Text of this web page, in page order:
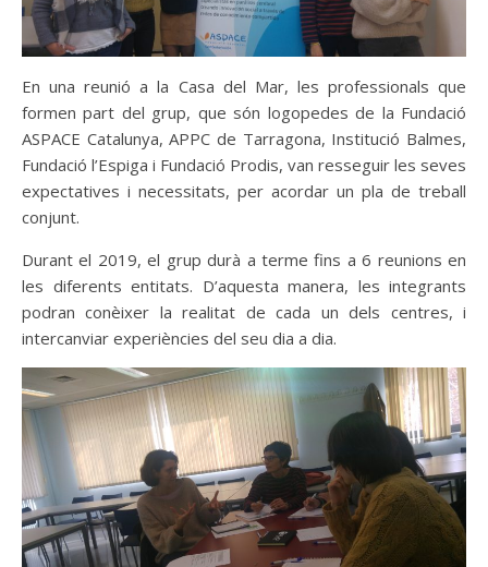
En una reunió a la Casa del Mar, les professionals que
formen part del grup, que són logopedes de la Fundació
ASPACE Catalunya, APPC de Tarragona, Institució Balmes,
Fundació l’Espiga i Fundació Prodis, van resseguir les seves
expectatives i necessitats, per acordar un pla de treball
conjunt.
Durant el 2019, el grup durà a terme fins a 6 reunions en
les diferents entitats. D’aquesta manera, les integrants
podran conèixer la realitat de cada un dels centres, i
intercanviar experiències del seu dia a dia.